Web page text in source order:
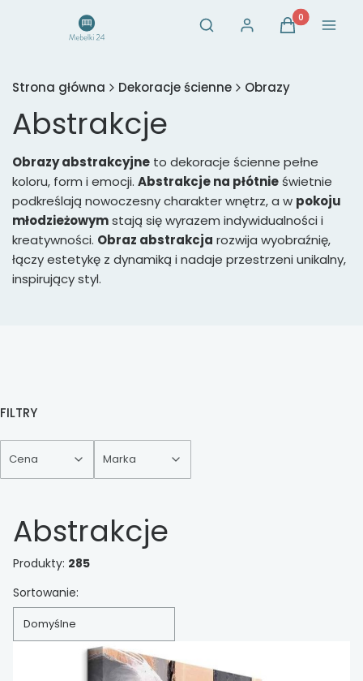
Otwórz wyszukiwarkę
Szukaj Zaloguj sięProdukty w
Koszyk Menu
Strona główna Dekoracje ścienne Obrazy
Abstrakcje
Obrazy abstrakcyjne to dekoracje ścienne pełne
koloru, form i emocji. Abstrakcje na płótnie świetnie
podkreślają nowoczesny charakter wnętrz, a w pokoju
młodzieżowymstają się wyrazem indywidualności i
kreatywności. Obraz abstrakcja rozwija wyobraźnię,
łączy estetykę z dynamiką i nadaje przestrzeni unikalny,
inspirujący styl.
FILTRY
Cena Marka
Abstrakcje
Produkty: 285
Lista produktów
Sortowanie:
Domyślne